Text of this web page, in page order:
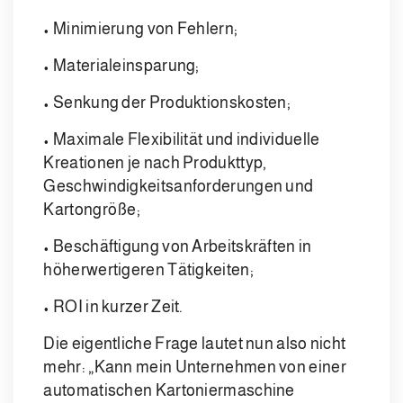
• Minimierung von Fehlern;
• Materialeinsparung;
• Senkung der Produktionskosten;
• Maximale Flexibilität und individuelle
Kreationen je nach Produkttyp,
Geschwindigkeitsanforderungen und
Kartongröße;
• Beschäftigung von Arbeitskräften in
höherwertigeren Tätigkeiten;
• ROI in kurzer Zeit.
Die eigentliche Frage lautet nun also nicht
mehr: „Kann mein Unternehmen von einer
automatischen Kartoniermaschine